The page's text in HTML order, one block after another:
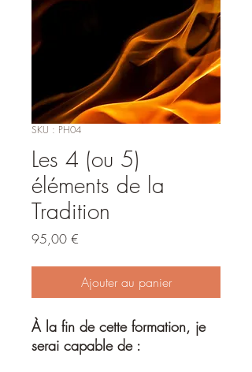
SKU : PH04
Les 4 (ou 5)
éléments de la
Tradition
95,00 €
Ajouter au panier
À la fin de cette formation, je
serai capable de :